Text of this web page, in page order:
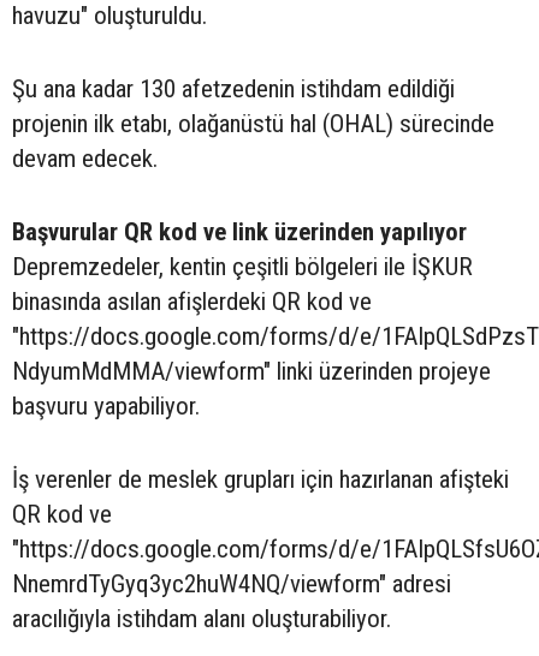
havuzu" oluşturuldu.
Şu ana kadar 130 afetzedenin istihdam edildiği
projenin ilk etabı, olağanüstü hal (OHAL) sürecinde
devam edecek.
Başvurular QR kod ve link üzerinden yapılıyor
Depremzedeler, kentin çeşitli bölgeleri ile İŞKUR
binasında asılan afişlerdeki QR kod ve
"https://docs.google.com/forms/d/e/
NdyumMdMMA/viewform" linki üzerinden projeye
başvuru yapabiliyor.
İş verenler de meslek grupları için hazırlanan afişteki
QR kod ve
"https://docs.google.com/forms/d/e/
NnemrdTyGyq3yc2huW4NQ/viewform" adresi
aracılığıyla istihdam alanı oluşturabiliyor.